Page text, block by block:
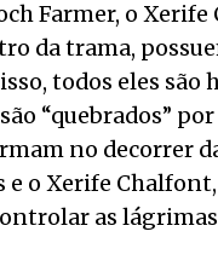
Farmer, o
da trama,
todos eles são
“quebrados”
no decorrer
o Xerife
as